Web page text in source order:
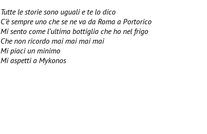
Tutte le storie sono uguali e te lo dico
C’è sempre uno che se ne va da Roma a Portorico
Mi sento come l’ultima bottiglia che ho nel frigo
Che non ricordo mai mai mai mai
Mi piaci un minimo
Mi aspetti a Mykonos